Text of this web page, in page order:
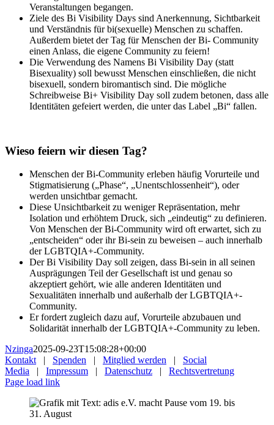
Veranstaltungen begangen.
Ziele des Bi Visibility Days sind Anerkennung, Sichtbarkeit
und Verständnis für bi(sexuelle) Menschen zu schaffen.
Außerdem bietet der Tag für Menschen der Bi- Community
einen Anlass, die eigene Community zu feiern!
Die Verwendung des Namens Bi Visibility Day (statt
Bisexuality) soll bewusst Menschen einschließen, die nicht
bisexuell, sondern biromantisch sind. Die mögliche
Schreibweise Bi+ Visibility Day soll zudem betonen, dass alle
Identitäten gefeiert werden, die unter das Label „Bi“ fallen.
Wieso feiern wir diesen Tag?
Menschen der Bi-Community erleben häufig Vorurteile und
Stigmatisierung („Phase“, „Unentschlossenheit“), oder
werden unsichtbar gemacht.
Diese Unsichtbarkeit zu weniger Repräsentation, mehr
Isolation und erhöhtem Druck, sich „eindeutig“ zu definieren.
Von Menschen der Bi-Community wird oft erwartet, sich zu
„entscheiden“ oder ihr Bi-sein zu beweisen – auch innerhalb
der LGBTQIA+-Community.
Der Bi Visibility Day soll zeigen, dass Bi-sein in all seinen
Ausprägungen Teil der Gesellschaft ist und genau so
akzeptiert gehört, wie alle anderen Identitäten und
Sexualitäten innerhalb und außerhalb der LGBTQIA+-
Community.
Er fordert zugleich dazu auf, Vorurteile abzubauen und
Solidarität innerhalb der LGBTQIA+-Community zu leben.
Nzinga2025-09-23T15:08:28+00:00
Kontakt | Spenden | Mitglied werden | Social
Media | Impressum | Datenschutz | Rechtsvertretung
Page load link